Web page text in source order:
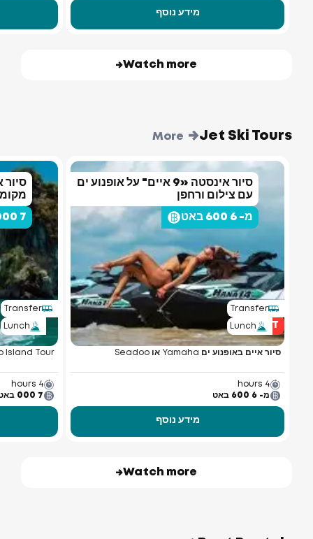
מידע נוסף
Watch more
Jet Ski Tours
More
סיור אינסטה «9 איים" על אופנוע ים
עם צילום ורחפן
מ- 6 600 באט
HIT
Transfer
Lunch
סיור איים באופנוע ים Yamaha או Seadoo
4 hours
מ- 6 600 באט
מידע נוסף
7 000 באט
Transfer
Lunch
Island Tour
4 hours
7 000 באט
Watch more